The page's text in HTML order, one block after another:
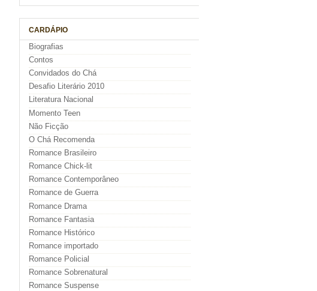
CARDÁPIO
Biografias
Contos
Convidados do Chá
Desafio Literário 2010
Literatura Nacional
Momento Teen
Não Ficção
O Chá Recomenda
Romance Brasileiro
Romance Chick-lit
Romance Contemporâneo
Romance de Guerra
Romance Drama
Romance Fantasia
Romance Histórico
Romance importado
Romance Policial
Romance Sobrenatural
Romance Suspense